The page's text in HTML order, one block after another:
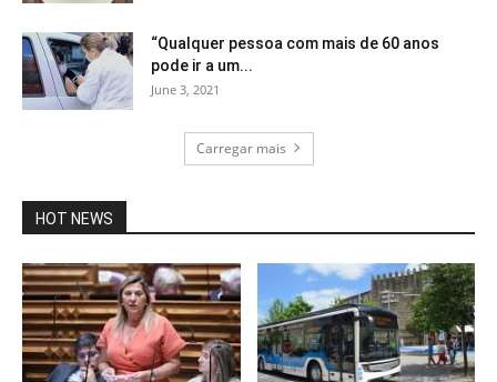
“Qualquer pessoa com mais de 60 anos
pode ir a um...
June 3, 2021
Carregar mais
HOT NEWS